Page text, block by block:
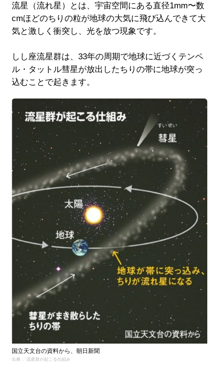
流星（流れ星）とは、宇宙空間にある直径1mm〜数
cmほどのちりの粒が地球の大気に飛び込んできて大
気と激しく衝突し、光を放つ現象です。
しし座流星群は、33年の周期で地球に近づくテンペ
ル・タットル彗星が放出したちりの帯に地球が突っ
込むことで起きます。
国立天文台の資料から、朝日新聞
出典： 流星群が起こる仕組み